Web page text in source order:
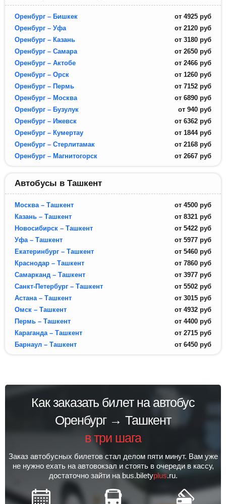
Оренбург – Бишкек от 4925 руб
Оренбург – Уфа
от 2120 руб
Оренбург – Казань
от 3180 руб
Оренбург – Самара
от 2650 руб
Оренбург – Актобе
от 2466 руб
Оренбург – Орск
от 1260 руб
Оренбург – Пермь
от 7152 руб
Оренбург – Москва
от 6890 руб
Оренбург – Бузулук
от 940 руб
Оренбург – Ижевск
от 6362 руб
Оренбург – Кумертау
от 1844 руб
Оренбург – Стерлитамак
от 2168 руб
Оренбург – Магнитогорск
от 2667 руб
Автобусы в Ташкент
Москва – Ташкент от 4500 руб
Казань – Ташкент
от 8321 руб
Новосибирск – Ташкент
от 5422 руб
Уфа – Ташкент
от 5977 руб
Екатеринбург – Ташкент
от 5460 руб
Краснодар – Ташкент
от 7860 руб
Самарканд – Ташкент
от 3977 руб
Санкт-Петербург – Ташкент
от 5502 руб
Астана – Ташкент
от 3015 руб
Омск – Ташкент
от 4932 руб
Пермь – Ташкент
от 4400 руб
Караганда – Ташкент
от 2715 руб
Барнаул – Ташкент
от 6450 руб
Как заказать билет на автобус
Оренбург → Ташкент
в три шага
Заказ автобусных билетов стал делом пяти минут. Вам уже
не нужно ехать на автовокзал и стоять в очереди в кассу,
достаточно зайти на bus.biletyplus.ru.